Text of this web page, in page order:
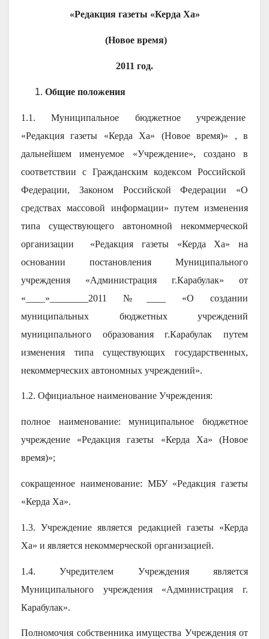
«Редакция газеты «Керда Ха»
(Новое время)
2011 год.
Общие положения
1.1. Муниципальное бюджетное учреждение
«Редакция газеты «Керда Ха» (Новое время)» , в
дальнейшем именуемое «Учреждение», создано в
соответствии с Гражданским кодексом Российской
Федерации, Законом Российской Федерации «О
средствах массовой информации» путем изменения
типа существующего автономной некоммерческой
организации «Редакция газеты «Керда Ха» на
основании постановления Муниципального
учреждения «Администрация г.Карабулак» от
«____»________2011 №____ «О создании
муниципальных бюджетных учреждений
муниципального образования г.Карабулак путем
изменения типа существующих государственных,
некоммерческих автономных учреждений».
1.2. Официальное наименование Учреждения:
полное наименование: муниципальное бюджетное
учреждение «Редакция газеты «Керда Ха» (Новое
время)»;
сокращенное наименование: МБУ «Редакция газеты
«Керда Ха».
1.3. Учреждение является редакцией газеты «Керда
Ха» и является некоммерческой организацией.
1.4. Учредителем Учреждения является
Муниципального учреждения «Администрация г.
Карабулак».
Полномочия собственника имущества Учреждения от